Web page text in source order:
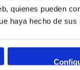
quienes pueden
haya hecho de sus
comerciales
y tasas
de Acreditaciones